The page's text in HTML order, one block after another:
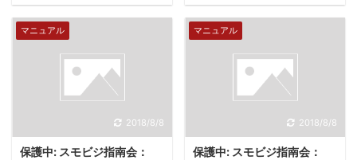
保護されているため抜粋
文はありません。
文はありません。
マニュアル
2018/8/8
保護中: スモビジ指南会：
マニュアル
2018/8/8
保護中: スモビジ指南会：